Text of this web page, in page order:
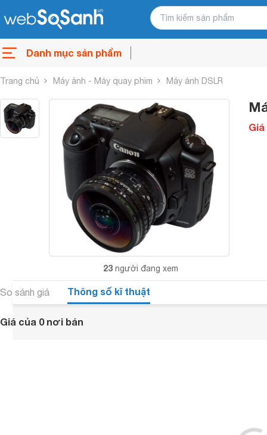
Danh mục sản phẩm
Trang chủ Máy ảnh - Máy quay phim Máy ảnh DSLR
23 người đang xem
So sánh giá Thông số kĩ thuật
Giá của 0 nơi bán